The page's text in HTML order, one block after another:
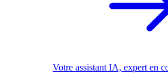
Votre assistant IA, expert en